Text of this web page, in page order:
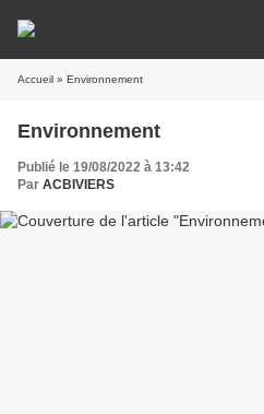
Accueil » Environnement
Environnement
Publié le 19/08/2022 à 13:42
Par ACBIVIERS